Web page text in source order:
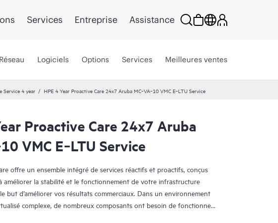
Services Entreprise Assistance
Réseau Logiciels Options Services Meilleures ventes
Service 4 year HPE 4 Year Proactive Care 24x7 Aruba MC‑VA‑10 VMC E‑LTU Service
Proactive Care 24x7 Aruba
VMC E‑LTU Service
offre un ensemble intégré de services réactifs et proactifs, conçus
améliorer la stabilité et le fonctionnement de votre infrastructure
but d’améliorer vos résultats commerciaux. Dans un environnement
complexe, de nombreux composants ont besoin de fonctionner